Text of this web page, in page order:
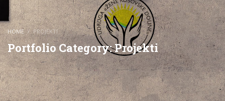
HOME PROJEKTI
Portfolio Category:Projekti